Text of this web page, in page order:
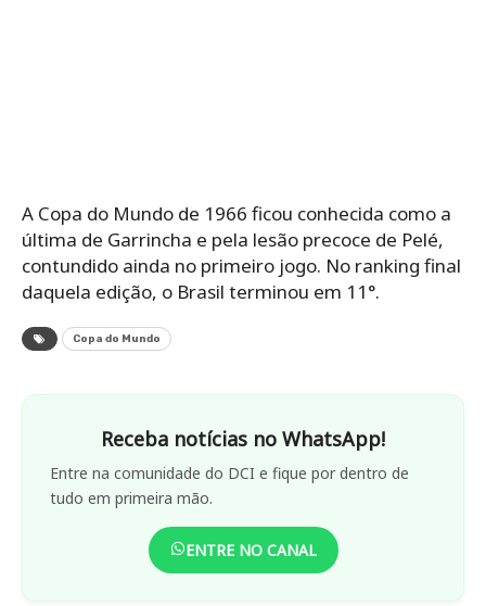
A Copa do Mundo de 1966 ficou conhecida como a
última de Garrincha e pela lesão precoce de Pelé,
contundido ainda no primeiro jogo. No ranking final
daquela edição, o Brasil terminou em 11°.
Copa do Mundo
Receba notícias no WhatsApp!
Entre na comunidade do DCI e fique por dentro de
tudo em primeira mão.
ENTRE NO CANAL